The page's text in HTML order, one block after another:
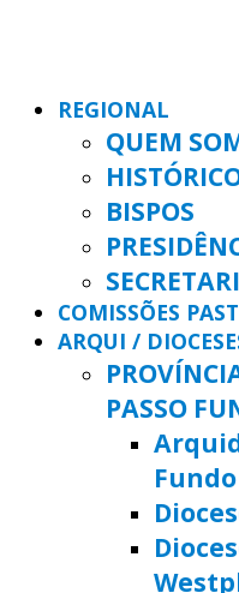
REGIONAL
QUEM
BISPOS
COMISSÕES
ARQUI /
PASSO
Fundo